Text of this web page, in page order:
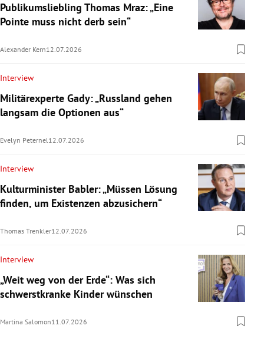
Publikumsliebling Thomas Mraz: „Eine
Pointe muss nicht derb sein“
Alexander Kern12.07.2026
Interview
Militärexperte Gady: „Russland gehen
langsam die Optionen aus“
Evelyn Peternel12.07.2026
Interview
Kulturminister Babler: „Müssen Lösung
finden, um Existenzen abzusichern“
Thomas Trenkler12.07.2026
Interview
„Weit weg von der Erde“: Was sich
schwerstkranke Kinder wünschen
Martina Salomon11.07.2026